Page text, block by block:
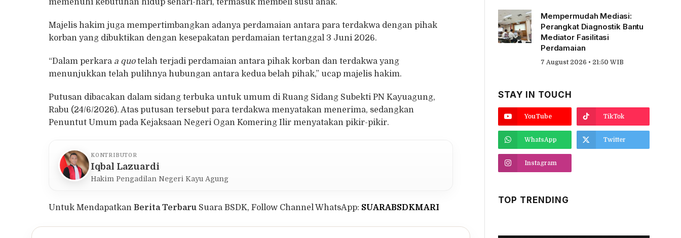
memenuhi kebutuhan hidup sehari-hari, termasuk membeli susu anak.
Majelis hakim juga mempertimbangkan adanya perdamaian antara para terdakwa dengan pihak
korban yang dibuktikan dengan kesepakatan perdamaian tertanggal 3 Juni 2026.
“Dalam perkara a quotelah terjadi perdamaian antara pihak korban dan terdakwa yang
menunjukkan telah pulihnya hubungan antara kedua belah pihak,” ucap majelis hakim.
Putusan dibacakan dalam sidang terbuka untuk umum di Ruang Sidang Subekti PN Kayuagung,
Rabu (24/6/2026). Atas putusan tersebut para terdakwa menyatakan menerima, sedangkan
Penuntut Umum pada Kejaksaan Negeri Ogan Komering Ilir menyatakan pikir-pikir.
KONTRIBUTOR
Iqbal Lazuardi
Hakim Pengadilan Negeri Kayu Agung
Untuk MendapatkanBerita Terbaru Suara BSDK, Follow Channel WhatsApp: SUARABSDKMARI
Mempermudah Mediasi:
Perangkat Diagnostik Bantu
Mediator Fasilitasi
Perdamaian
7 August 2026 • 21:50 WIB
STAY IN TOUCH
YouTube TikTok
WhatsApp Twitter
Instagram
TOP TRENDING